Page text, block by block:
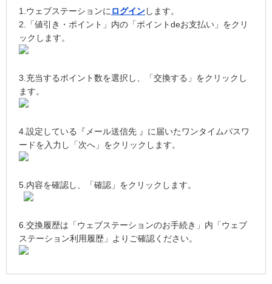
1.ウェブステーションにログインします。
2.「値引き・ポイント」内の「ポイントdeお支払い」をクリ
ックします。
3.充当するポイント数を選択し、「交換する」をクリックし
ます。
4.設定している『メール送信先 』に届いたワンタイムパスワ
ードを入力し「次へ」をクリックします。
5.内容を確認し、「確認」をクリックします。
6.交換履歴は「ウェブステーションのお手続き」内「ウェブ
ステーション利用履歴」よりご確認ください。